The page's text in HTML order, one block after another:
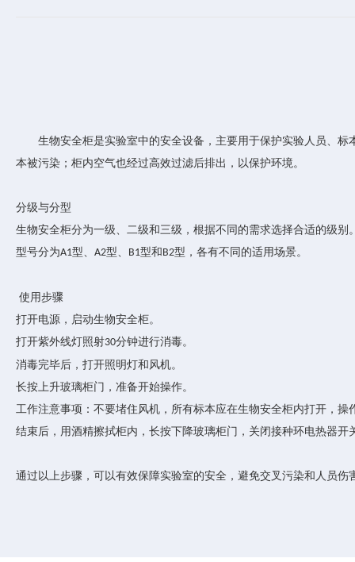
生物安全柜是实验室中的安全设备，主要用于保护实验人员、
本被污染；柜内空气也经过高效过滤后排出，以保护环境。
分级与分型
生物安全柜分为一级、二级和三级，根据不同的需求选择合适的级别
型号分为A1型、 A2型、 B1型和 B2型，各有不同的适用场景。
使用步骤
打开电源，启动生物安全柜。
打开紫外线灯照射30分钟进行消毒。
消毒完毕后，打开照明灯和风机。
长按上升玻璃柜门，准备开始操作。
工作注意事项：不要堵住风机，所有标本应在生物安全柜内打开，操
结束后，用酒精擦拭柜内，长按下降玻璃柜门，关闭接种环电热器开
通过以上步骤，可以有效保障实验室的安全，避免交叉污染和人员伤